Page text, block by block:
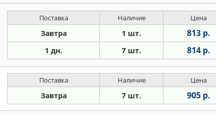
Поставка Наличие Цена
Завтра 1 шт. 813 р.
1 дн. 7 шт. 814 р.
Поставка Наличие Цена
Завтра 7 шт. 905 р.